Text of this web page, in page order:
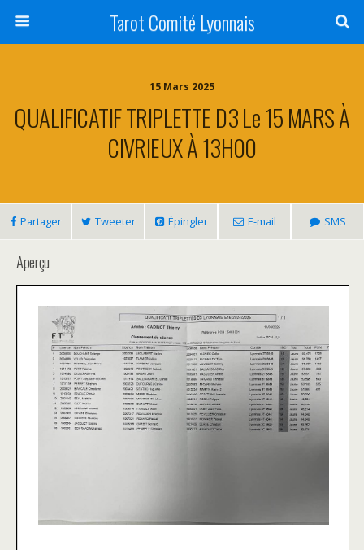
Tarot Comité Lyonnais
15 Mars 2025
QUALIFICATIF TRIPLETTE D3 Le 15 MARS À
CIVRIEUX À 13H00
Partager Tweeter Épingler E-mail SMS
Aperçu